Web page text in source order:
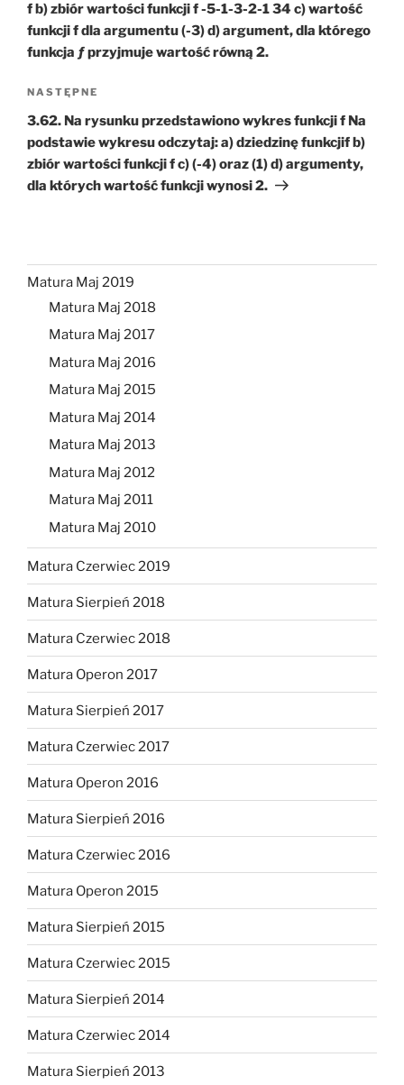
f b) zbiór wartości funkcji f -5-1-3-2-1 34 c) wartość
funkcji f dla argumentu (-3) d) argument, dla którego
funkcja ƒ przyjmuje wartość równą 2.
Następny
wpis
NASTĘPNE
3.62. Na rysunku przedstawiono wykres funkcji f Na
podstawie wykresu odczytaj: a) dziedzinę funkcjif b)
zbiór wartości funkcji f c) (-4) oraz (1) d) argumenty,
dla których wartość funkcji wynosi 2.
Matura Maj 2019
Matura Maj 2018
Matura Maj 2017
Matura Maj 2016
Matura Maj 2015
Matura Maj 2014
Matura Maj 2013
Matura Maj 2012
Matura Maj 2011
Matura Maj 2010
Matura Czerwiec 2019
Matura Sierpień 2018
Matura Czerwiec 2018
Matura Operon 2017
Matura Sierpień 2017
Matura Czerwiec 2017
Matura Operon 2016
Matura Sierpień 2016
Matura Czerwiec 2016
Matura Operon 2015
Matura Sierpień 2015
Matura Czerwiec 2015
Matura Sierpień 2014
Matura Czerwiec 2014
Matura Sierpień 2013